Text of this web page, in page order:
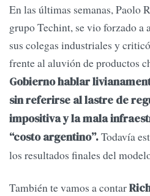
En las últimas semanas, Paolo
grupo Techint, se vio forzado a
sus colegas industriales y
frente al aluvión de productos
Gobierno hablar
sin referirse al lastre de
impositiva y la mala
“costo argentino”.Todavía
los resultados finales del
También te vamos a contar